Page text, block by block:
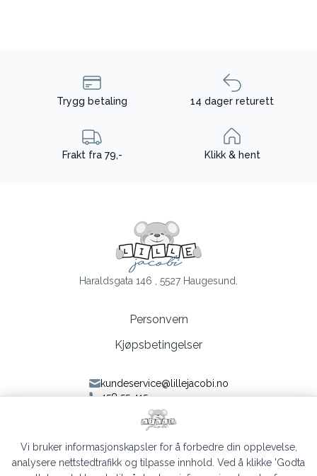
Trygg betaling 14 dager returett
Frakt fra 79,- Klikk & hent
Haraldsgata 146 , 5527 Haugesund.
Personvern
Kjøpsbetingelser
kundeservice@lillejacobi.no
458 55 415
Følg oss på Facebook
Følg oss på Instagram
Vi bruker informasjonskapsler for å forbedre din opplevelse,
analysere nettstedtrafikk og tilpasse innhold. Ved å klikke 'Godta